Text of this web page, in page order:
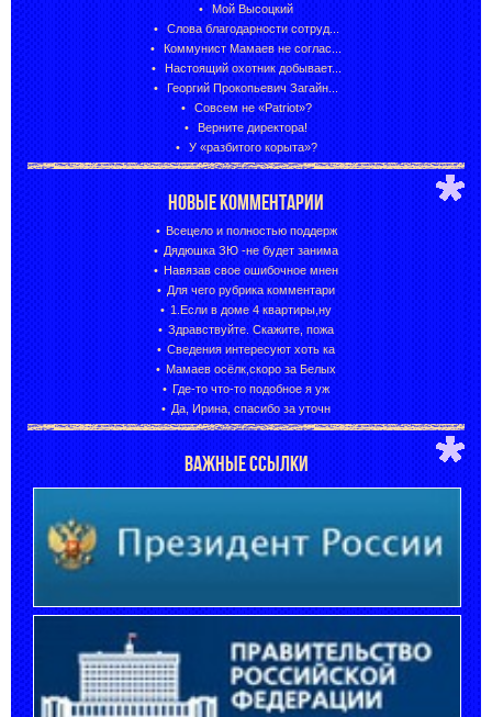
Мой Высоцкий
Слова благодарности сотруд...
Коммунист Мамаев не соглас...
Настоящий охотник добывает...
Георгий Прокопьевич Загайн...
Совсем не «Patriot»?
Верните директора!
У «разбитого корыта»?
НОВЫЕ КОММЕНТАРИИ
Всецело и полностью поддерж
Дядюшка ЗЮ -не будет занима
Навязав свое ошибочное мнен
Для чего рубрика комментари
1.Если в доме 4 квартиры,ну
Здравствуйте. Скажите, пожа
Сведения интересуют хоть ка
Мамаев осёлк,скоро за Белых
Где-то что-то подобное я уж
Да, Ирина, спасибо за уточн
ВАЖНЫЕ ССЫЛКИ